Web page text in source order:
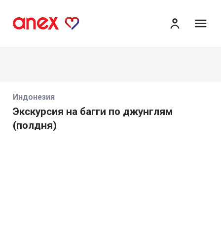
Индонезия
Экскурсия на багги по джунглям
(полдня)